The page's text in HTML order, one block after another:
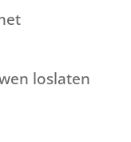
loslaten